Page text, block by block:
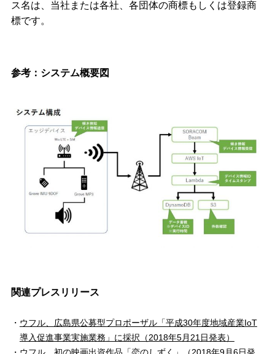
ス名は、当社または各社、各団体の商標もしくは登録商
標です。
参考：システム概要図
関連プレスリリース
ウフル、広島県公募型プロポーザル「平成30年度地域産業IoT
導入促進事業実施業務」に採択（2018年5月21日発表）